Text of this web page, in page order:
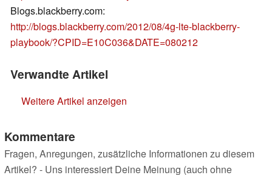
Blogs.blackberry.com:
http://blogs.blackberry.com/2012/08/4g-lte-blackberry-
playbook/?CPID=E10C036&DATE=080212
Verwandte Artikel
Weitere Artikel anzeigen
Kommentare
Fragen, Anregungen, zusätzliche Informationen zu diesem
Artikel? - Uns interessiert Deine Meinung (auch ohne